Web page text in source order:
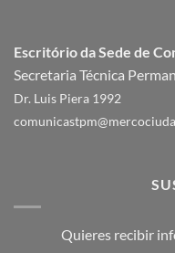
Escritório da Sede de
Secretaria Técnica
Dr. Luis Piera 1992
Quieres recibir